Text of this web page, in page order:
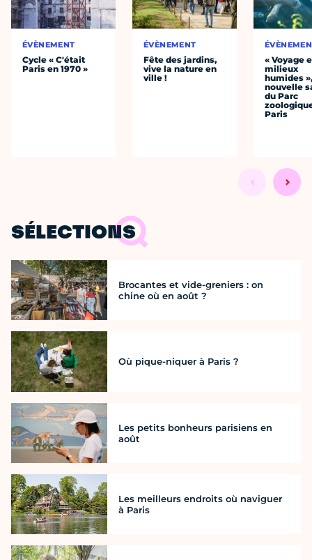
ÉVÈNEMENT
Cycle « C'était
Paris en 1970 »
ÉVÈNEMENT
Fête des jardins,
vive la nature en
ville !
« Voyage
milieux
humides
nouvelle
du Parc
Paris
SÉLECTIONS
Brocantes et vide-greniers : on
chine où en août ?
Où pique-niquer à Paris ?
Les petits bonheurs parisiens en
août
Les meilleurs endroits où naviguer
à Paris